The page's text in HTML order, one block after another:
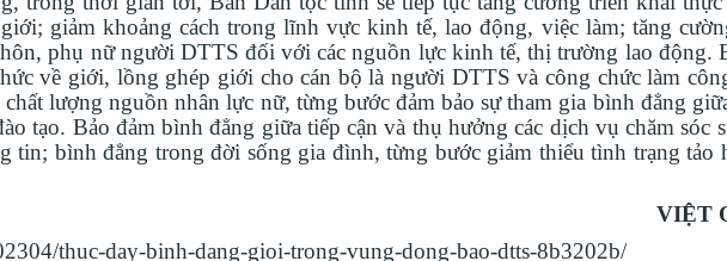
giảm khoảng cách trong lĩnh vực kinh tế, lao động, việc làm; tăng
phụ nữ người DTTS đối với các nguồn lực kinh tế, thị trường lao động.
về giới, lồng ghép giới cho cán bộ là người DTTS và công chức làm
chất lượng nguồn nhân lực nữ, từng bước đảm bảo sự tham gia bình đẳng
tạo. Bảo đảm bình đẳng giữa tiếp cận và thụ hưởng các dịch vụ chăm sóc
tin; bình đẳng trong đời sống gia đình, từng bước giảm thiểu tình trạng tảo
VIỆT
thuc-day-binh-dang-gioi-trong-vung-dong-bao-dtts-8b3202b/